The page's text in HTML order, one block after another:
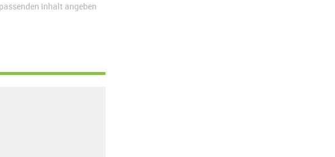
Inhalt angeben